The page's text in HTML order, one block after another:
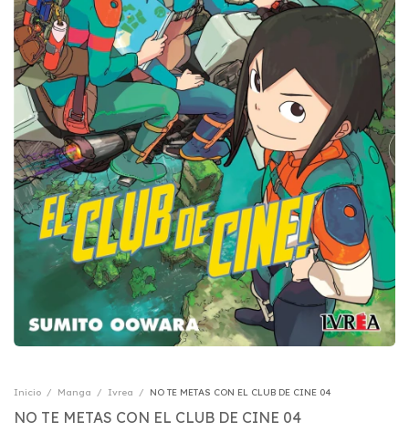
Inicio / Manga / Ivrea / NO TE METAS CON EL CLUB DE CINE 04
NO TE METAS CON EL CLUB DE CINE 04